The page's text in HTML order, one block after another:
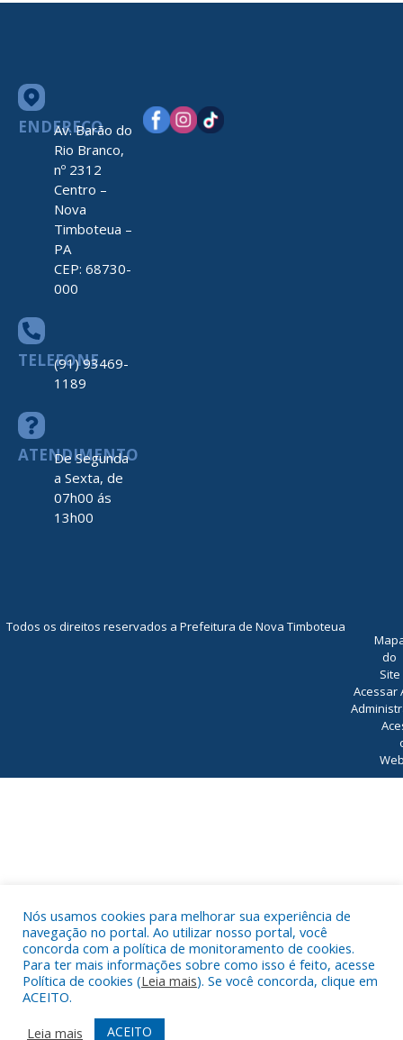
ENDEREÇO
Av. Barão do
Rio Branco,
nº 2312
Centro –
Nova
Timboteua –
PA
CEP: 68730-
000
TELEFONE
(91) 93469-
1189
ATENDIMENTO
De Segunda
a Sexta, de
07h00 ás
13h00
Todos os direitos reservados a Prefeitura de Nova Timboteua
do
Site
Acessar
Nós usamos cookies para melhorar sua experiência de
navegação no portal. Ao utilizar nosso portal, você
concorda com a política de monitoramento de cookies.
Para ter mais informações sobre como isso é feito, acesse
Política de cookies (Leia mais). Se você concorda, clique em
ACEITO.
Leia mais
ACEITO